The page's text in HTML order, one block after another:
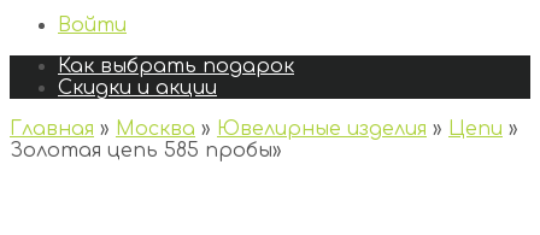
Войти
Как выбрать подарок
Скидки и акции
Главная » Москва » Ювелирные изделия » Цепи »
Золотая цепь 585 пробы»